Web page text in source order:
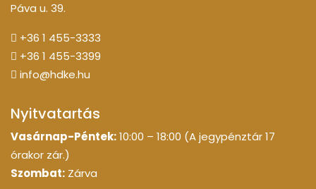
Páva u. 39.
+36 1 455-3333
+36 1 455-3399
info@hdke.hu
Nyitvatartás
Vasárnap-Péntek:10:00 – 18:00 (A jegypénztár 17
órakor zár.)
Szombat: Zárva